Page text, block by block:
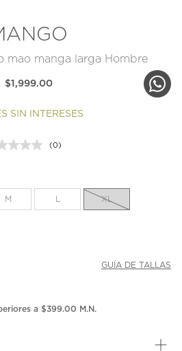
mao manga larga Hombre
$1,999.00
SIN INTERESES
Sin
la
misma
(0)
M XL
GUÍA DE TALLAS
a $399.00 M.N.